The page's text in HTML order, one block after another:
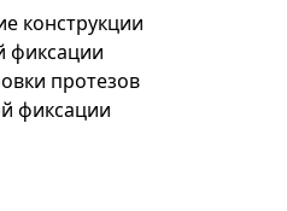
конструкции
фиксации
протезов
фиксации